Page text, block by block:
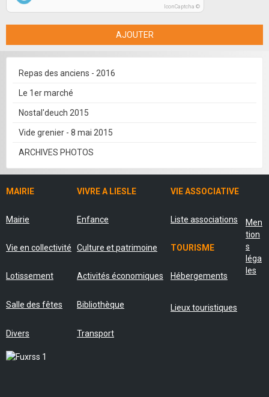
IconCaptcha ©
AJOUTER
Repas des anciens - 2016
Le 1er marché
Nostal'deuch 2015
Vide grenier - 8 mai 2015
ARCHIVES PHOTOS
MAIRIE VIVRE A LIESLE VIE ASSOCIATIVE
Mairie Enfance Liste associations
Vie en collectivité Culture et patrimoine TOURISME
Lotissement Activités économiques Hébergements
Salle des fêtes Bibliothèque Lieux touristiques
Divers Transport
Men
tion
s
léga
les